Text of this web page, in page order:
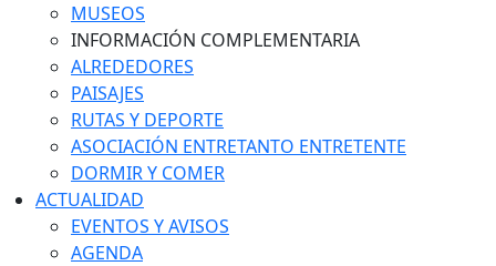
MUSEOS
INFORMACIÓN COMPLEMENTARIA
ALREDEDORES
PAISAJES
RUTAS Y DEPORTE
ASOCIACIÓN ENTRETANTO ENTRETENTE
DORMIR Y COMER
ACTUALIDAD
EVENTOS Y AVISOS
AGENDA